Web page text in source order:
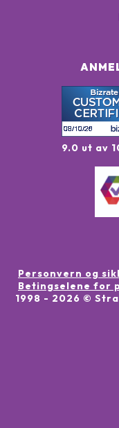
9.0 ut av
Personvern og
Betingselene for
1998 - 2026 ©